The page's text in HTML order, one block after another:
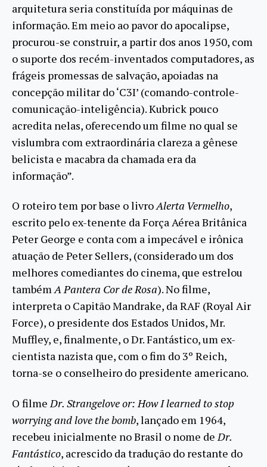
arquitetura seria constituída por máquinas de
informação. Em meio ao pavor do apocalipse,
procurou-se construir, a partir dos anos 1950, com
o suporte dos recém-inventados computadores, as
frágeis promessas de salvação, apoiadas na
concepção militar do ‘C3I’ (comando-controle-
comunicação-inteligência). Kubrick pouco
acredita nelas, oferecendo um filme no qual se
vislumbra com extraordinária clareza a gênese
belicista e macabra da chamada era da
informação”.
O roteiro tem por base o livroAlerta Vermelho,
escrito pelo ex-tenente da Força Aérea Britânica
Peter George e conta com a impecável e irônica
atuação de Peter Sellers, (considerado um dos
melhores comediantes do cinema, que estrelou
tambémA Pantera Cor de Rosa). No filme,
interpreta o Capitão Mandrake, da RAF (Royal Air
Force), o presidente dos Estados Unidos, Mr.
Muffley, e, finalmente, o Dr. Fantástico, um ex-
cientista nazista que, com o fim do 3º Reich,
torna-se o conselheiro do presidente americano.
O filmeDr. Strangelove or: How I learned to stop
worrying and love the bomb, lançado em 1964,
recebeu inicialmente no Brasil o nome deDr.
Fantástico, acrescido da tradução do restante do